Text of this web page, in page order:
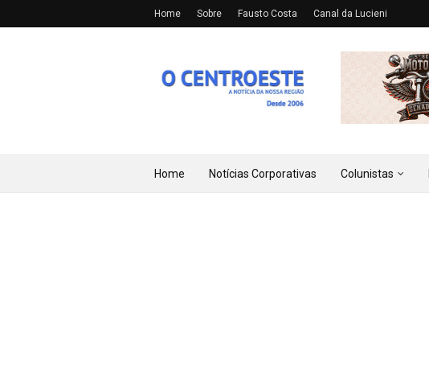
Home Sobre Fausto Costa Canal da Lucieni
Home Notícias Corporativas Colunistas